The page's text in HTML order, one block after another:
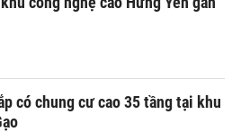
có chung cư cao 35 tầng tại khu